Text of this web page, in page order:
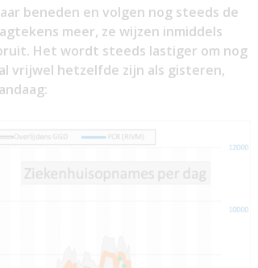
beneden en volgen nog steeds de
meer, ze wijzen inmiddels
Het wordt steeds lastiger om nog
vrijwel hetzelfde zijn als gisteren,